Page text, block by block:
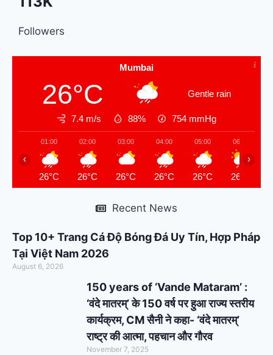
Followers
Mumbai
26°C Gentle rain
7.4 m/s 88% 754 mmHg
01:00
26°C
02:00
26°C
03:00
26°C
04:00
26°C
05:00
26°C
06:00
26°C
‹ ›
Recent News
Top 10+ Trang Cá Độ Bóng Đá Uy Tín, Hợp Pháp
Tại Việt Nam 2026
August 6, 2026
150 years of ‘Vande Mataram’ :
‘वंदे मातरम्’ के 150 वर्ष पर हुआ राज्य स्तरीय
कार्यक्रम, CM सैनी ने कहा- ‘वंदे मातरम्’
राष्ट्र की आत्मा, पहचान और गौरव
November 7, 2025